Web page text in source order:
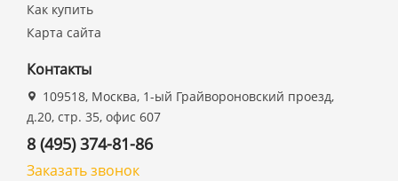
Как купить
Карта сайта
Контакты
109518, Москва, 1-ый Грайвороновский проезд,
д.20, стр. 35, офис 607
8 (495) 374-81-86
Заказать звонок